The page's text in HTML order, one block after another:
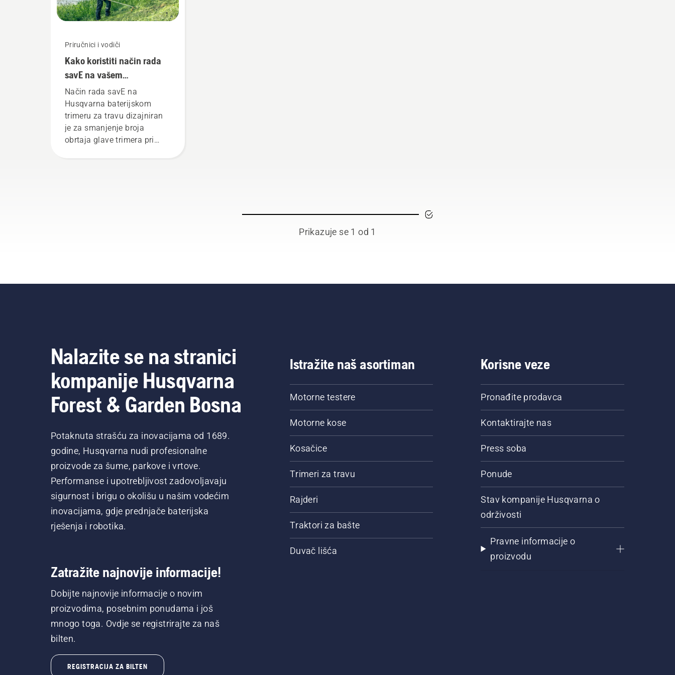
Priručnici i vodiči
Kako koristiti način rada
savE na vašem
baterijskom trimeru za
travu
Način rada savE na
Husqvarna baterijskom
trimeru za travu dizajniran
je za smanjenje broja
obrtaja glave trimera pri
Prikazuje se 1 od 1
Nalazite se na stranici
kompanije Husqvarna
Forest & Garden Bosna
Potaknuta strašću za inovacijama od 1689.
godine, Husqvarna nudi profesionalne
proizvode za šume, parkove i vrtove.
Performanse i upotrebljivost zadovoljavaju
sigurnost i brigu o okolišu u našim vodećim
inovacijama, gdje prednjače baterijska
rješenja i robotika.
Zatražite najnovije informacije!
Dobijte najnovije informacije o novim
proizvodima, posebnim ponudama i još
mnogo toga. Ovdje se registrirajte za naš
bilten.
REGISTRACIJA ZA BILTEN
Istražite naš asortiman
Motorne testere
Motorne kose
Kosačice
Trimeri za travu
Rajderi
Traktori za bašte
Duvač lišća
Korisne veze
Pronađite prodavca
Kontaktirajte nas
Press soba
Ponude
Stav kompanije Husqvarna o
održivosti
Pravne informacije o
proizvodu